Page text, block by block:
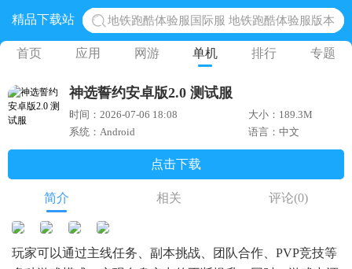
精品下载站
网易光遇手游正版 点亮星空共庆周年
黎明觉醒生机腾讯正版 黎明觉醒生机国际服
蛋仔派对下载 蛋仔派对体验服
奥特曼王者传奇 正版奥特曼游戏
地铁跑酷体验服国际服 地铁跑酷体验服版本
首页 应用 网游 单机 排行 专题
神选誓约安卓版2.0 测试服
时间：2026-07-06 18:08
大小：189.3M
系统：Android
语言：中文
点击下载
简介 相关 评论(0)
玩家可以通过主线任务、副本挑战、团队合作、PVP竞技等